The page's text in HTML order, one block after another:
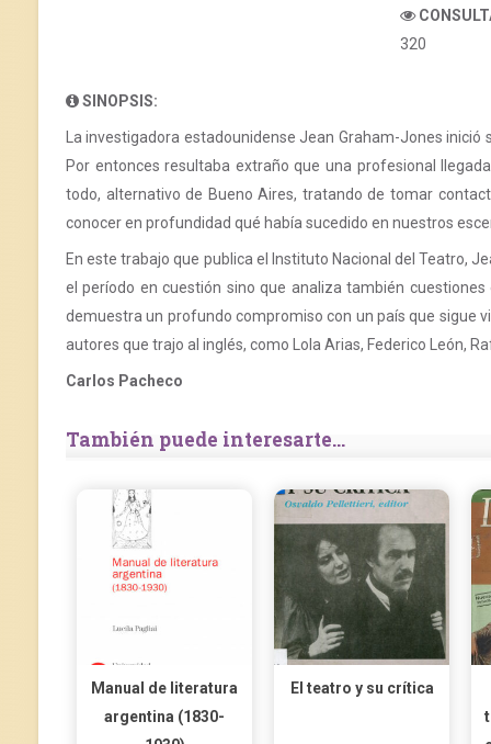
320
SINOPSIS:
La investigadora estadounidense Jean Graham-Jones
Por entonces resultaba extraño que una profesional
todo, alternativo de Bueno Aires, tratando de tomar
conocer en profundidad qué había sucedido en nuestros
En este trabajo que publica el Instituto Nacional del Teatro,
el período en cuestión sino que analiza también
demuestra un profundo compromiso con un país que sigue
autores que trajo al inglés, como Lola Arias, Federico León,
Carlos Pacheco
También puede interesarte...
Manual de literatura
argentina (1830-
El teatro y su crítica